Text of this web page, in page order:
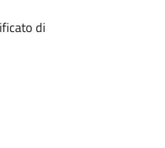
di